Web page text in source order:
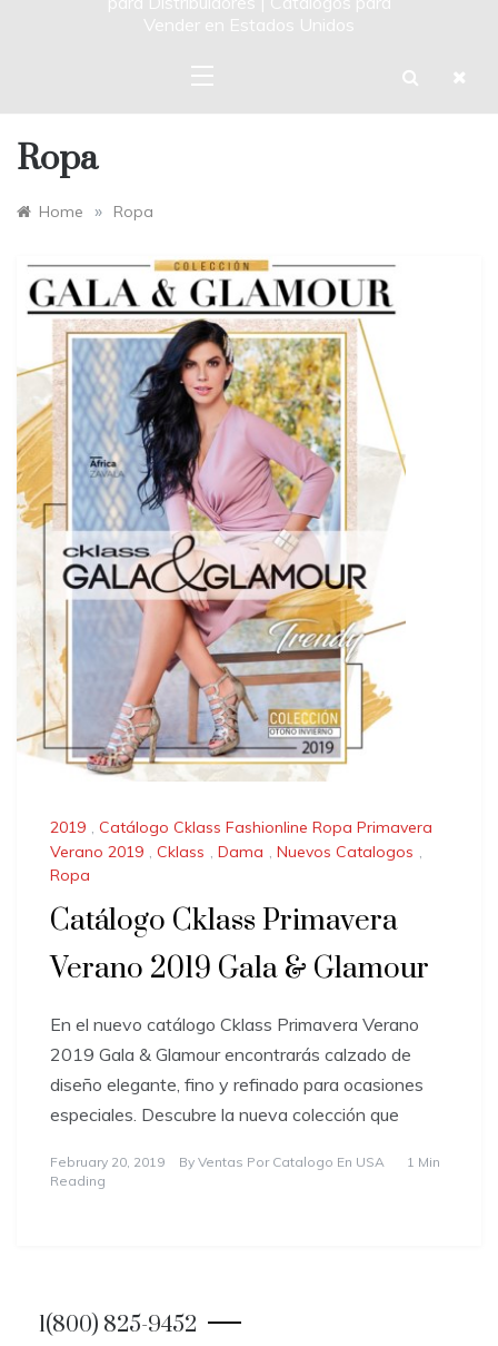
Vender en Estados Unidos
Ropa
Home » Ropa
2019 , Catálogo Cklass Fashionline Ropa Primavera
Verano 2019 , Cklass , Dama , Nuevos Catalogos ,
Ropa
Catálogo Cklass Primavera
Verano 2019 Gala & Glamour
En el nuevo catálogo Cklass Primavera Verano
2019 Gala & Glamour encontrarás calzado de
diseño elegante, fino y refinado para ocasiones
especiales. Descubre la nueva colección que
February 20, 2019 By Ventas Por Catalogo En USA
1 Min
Reading
1(800) 825-9452